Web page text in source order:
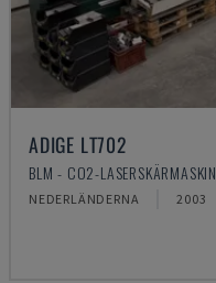
ADIGE LT702
BLM - CO2-LASERSKÄRMASKIN
NEDERLÄNDERNA 2003